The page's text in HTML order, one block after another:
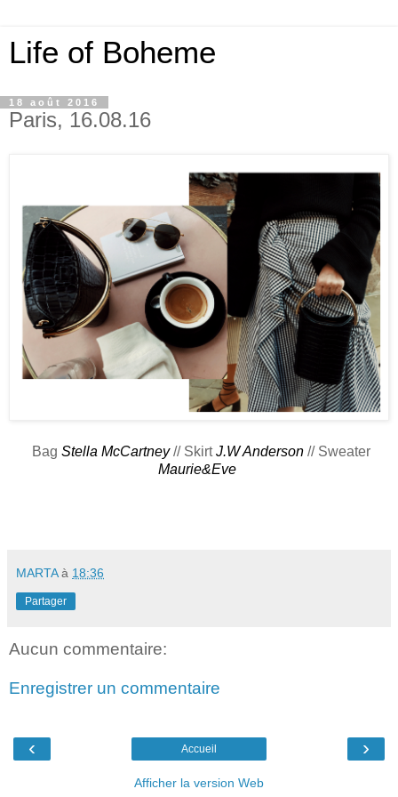
Life of Boheme
18 août 2016
Paris, 16.08.16
Bag Stella McCartney// SkirtJ.W Anderson// Sweater
Maurie&Eve
MARTA à 18:36
Partager
Aucun commentaire:
Enregistrer un commentaire
‹ ›
Accueil
Afficher la version Web